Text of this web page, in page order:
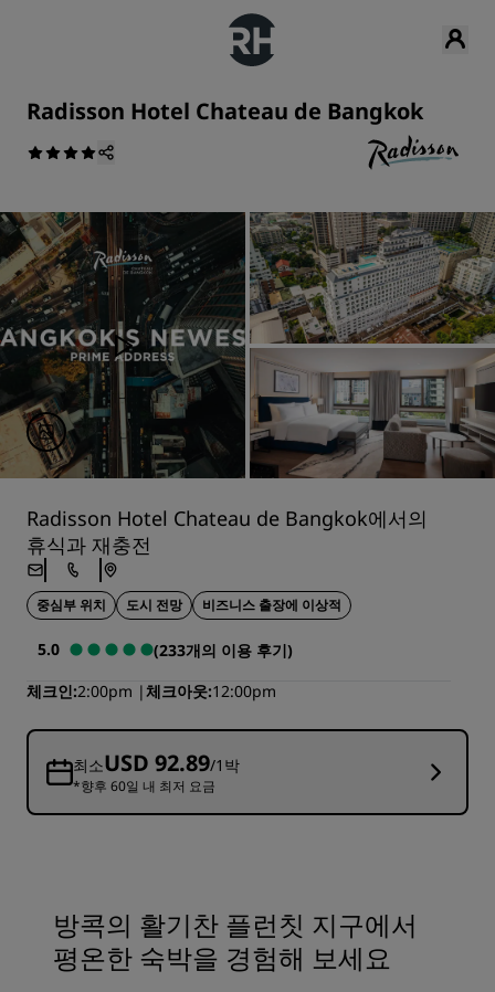
Radisson Hotel Chateau de Bangkok
Radisson Hotel Chateau de Bangkok에서의
휴식과 재충전
중심부 위치 도시 전망 비즈니스 출장에 이상적
5.0
(233개의 이용 후기)
체크인 2:00pm 체크아웃 12:00pm
최소USD 92.89/1박
*향후 60일 내 최저 요금
방콕의 활기찬 플런칫 지구에서
평온한 숙박을 경험해 보세요